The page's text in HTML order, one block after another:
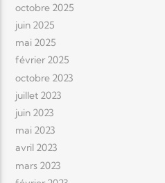
octobre 2025
juin 2025
mai 2025
février 2025
octobre 2023
juillet 2023
juin 2023
mai 2023
avril 2023
mars 2023